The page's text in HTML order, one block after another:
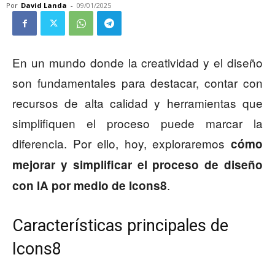
Por David Landa - 09/01/2025
En un mundo donde la creatividad y el diseño
son fundamentales para destacar, contar con
recursos de alta calidad y herramientas que
simplifiquen el proceso puede marcar la
diferencia. Por ello, hoy, exploraremos cómo
mejorar y simplificar el proceso de diseño
con IA por medio de Icons8.
Características principales de
Icons8